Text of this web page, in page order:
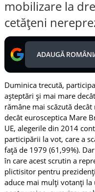
mobilizare la
cetățeni
ADAUGĂ
Duminica trecută,
așteptări și mai mare
rămâne mai scăzută
decât eurosceptica Mare
UE, alegerile din 2014
participării la vot, care a
față de 1979 (61,99%).
în care acest scrutin a
plictisitor pentru
aduce mai mulți votanți la